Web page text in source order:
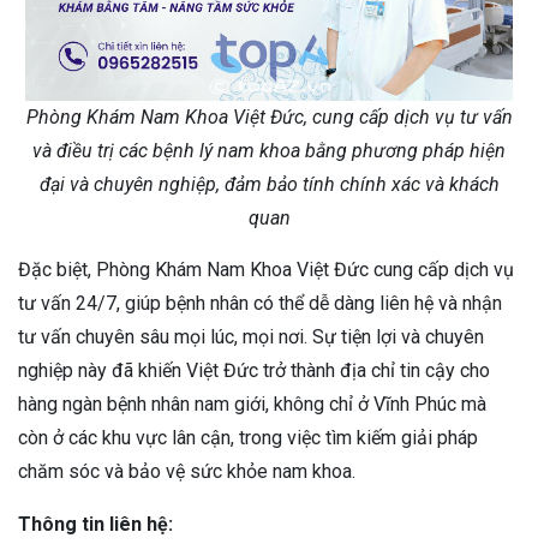
Phòng Khám Nam Khoa Việt Đức, cung cấp dịch vụ tư vấn
và điều trị các bệnh lý nam khoa bằng phương pháp hiện
đại và chuyên nghiệp, đảm bảo tính chính xác và khách
quan
Đặc biệt, Phòng Khám Nam Khoa Việt Đức cung cấp dịch vụ
tư vấn 24/7, giúp bệnh nhân có thể dễ dàng liên hệ và nhận
tư vấn chuyên sâu mọi lúc, mọi nơi. Sự tiện lợi và chuyên
nghiệp này đã khiến Việt Đức trở thành địa chỉ tin cậy cho
hàng ngàn bệnh nhân nam giới, không chỉ ở Vĩnh Phúc mà
còn ở các khu vực lân cận, trong việc tìm kiếm giải pháp
chăm sóc và bảo vệ sức khỏe nam khoa.
Thông tin liên hệ: